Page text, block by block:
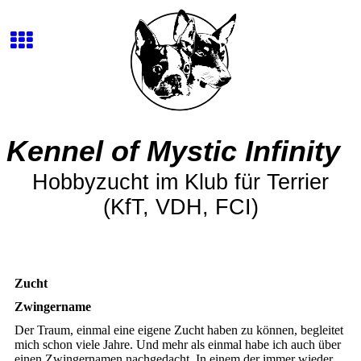
Kennel of Mystic Infinity
Hobbyzucht im Klub für Terrier
(KfT, VDH, FCI)
Zucht
Zwingername
Der Traum, einmal eine eigene Zucht haben zu können, begleitet
mich schon viele Jahre. Und mehr als einmal habe ich auch über